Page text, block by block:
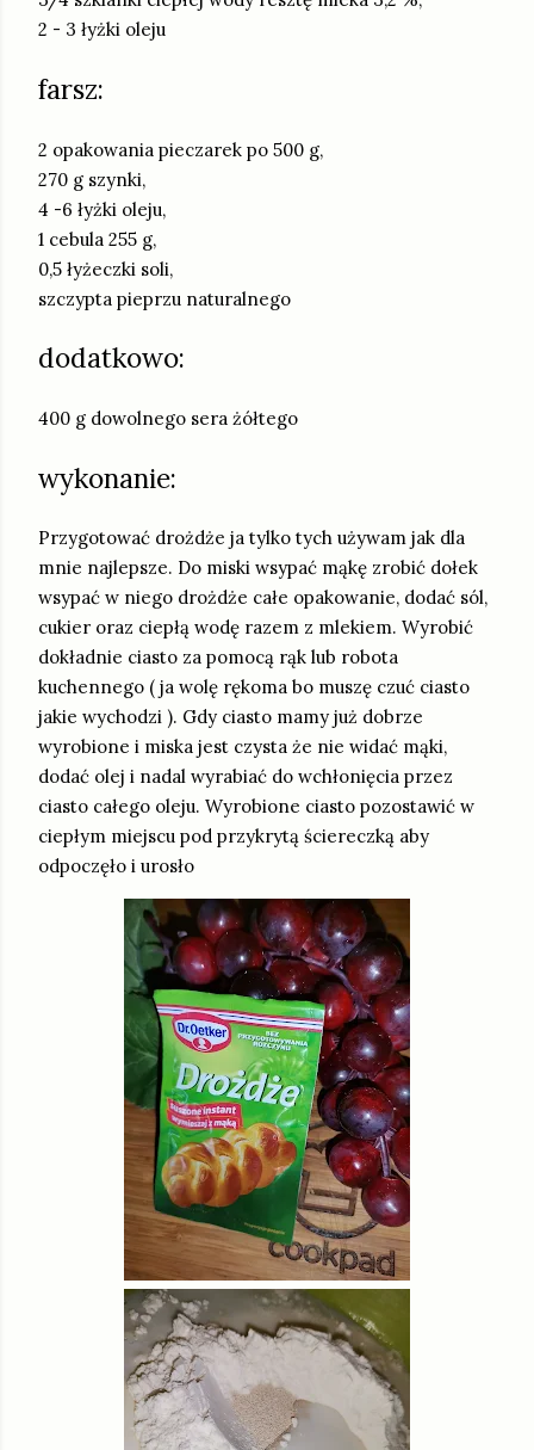
2 - 3 łyżki oleju
farsz:
2 opakowania pieczarek po 500 g,
270 g szynki,
4 -6 łyżki oleju,
1 cebula 255 g,
0,5 łyżeczki soli,
szczypta pieprzu naturalnego
dodatkowo:
400 g dowolnego sera żółtego
wykonanie:
Przygotować drożdże ja tylko tych używam jak dla
mnie najlepsze. Do miski wsypać mąkę zrobić dołek
wsypać w niego drożdże całe opakowanie, dodać sól,
cukier oraz ciepłą wodę razem z mlekiem. Wyrobić
dokładnie ciasto za pomocą rąk lub robota
kuchennego ( ja wolę rękoma bo muszę czuć ciasto
jakie wychodzi ). Gdy ciasto mamy już dobrze
wyrobione i miska jest czysta że nie widać mąki,
dodać olej i nadal wyrabiać do wchłonięcia przez
ciasto całego oleju. Wyrobione ciasto pozostawić w
ciepłym miejscu pod przykrytą ściereczką aby
odpoczęło i urosło